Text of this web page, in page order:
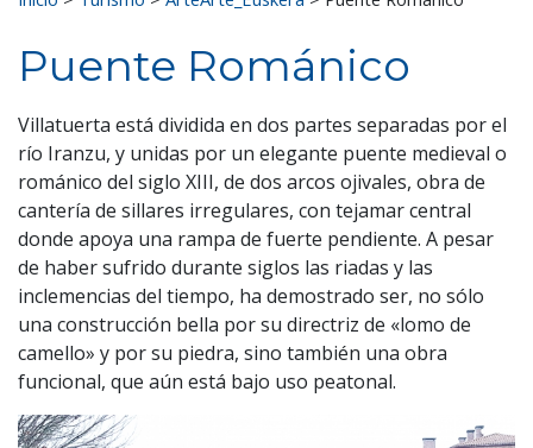
Puente Románico
Villatuerta está dividida en dos partes separadas por el
río Iranzu, y unidas por un elegante puente medieval o
románico del siglo XIII, de dos arcos ojivales, obra de
cantería de sillares irregulares, con tejamar central
donde apoya una rampa de fuerte pendiente. A pesar
de haber sufrido durante siglos las riadas y las
inclemencias del tiempo, ha demostrado ser, no sólo
una construcción bella por su directriz de «lomo de
camello» y por su piedra, sino también una obra
funcional, que aún está bajo uso peatonal.